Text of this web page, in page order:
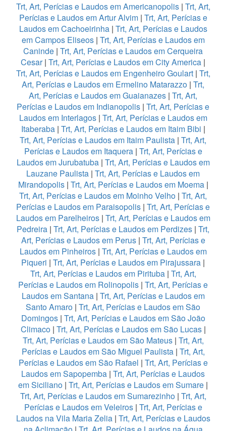
Trt, Art, Perícias e Laudos em Americanopolis | Trt, Art,
Perícias e Laudos em Artur Alvim | Trt, Art, Perícias e
Laudos em Cachoeirinha| Trt, Art, Perícias e Laudos
em Campos Eliseos | Trt, Art, Perícias e Laudos em
Caninde | Trt, Art, Perícias e Laudos em Cerqueira
Cesar| Trt, Art, Perícias e Laudos em City America |
Trt, Art, Perícias e Laudos em Engenheiro Goulart | Trt,
Art, Perícias e Laudos em Ermelino Matarazzo | Trt,
Art, Perícias e Laudos em Guaianazes | Trt, Art,
Perícias e Laudos em Indianopolis | Trt, Art, Perícias e
Laudos em Interlagos| Trt, Art, Perícias e Laudos em
Itaberaba| Trt, Art, Perícias e Laudos em Itaim Bibi |
Trt, Art, Perícias e Laudos em Itaim Paulista | Trt, Art,
Perícias e Laudos em Itaquera| Trt, Art, Perícias e
Laudos em Jurubatuba| Trt, Art, Perícias e Laudos em
Lauzane Paulista | Trt, Art, Perícias e Laudos em
Mirandopolis| Trt, Art, Perícias e Laudos em Moema|
Trt, Art, Perícias e Laudos em Moinho Velho | Trt, Art,
Perícias e Laudos em Paraisopolis | Trt, Art, Perícias e
Laudos em Parelheiros| Trt, Art, Perícias e Laudos em
Pedreira | Trt, Art, Perícias e Laudos em Perdizes | Trt,
Art, Perícias e Laudos em Perus| Trt, Art, Perícias e
Laudos em Pinheiros| Trt, Art, Perícias e Laudos em
Piqueri | Trt, Art, Perícias e Laudos em Pirajussara |
Trt, Art, Perícias e Laudos em Pirituba| Trt, Art,
Perícias e Laudos em Rolinopolis | Trt, Art, Perícias e
Laudos em Santana| Trt, Art, Perícias e Laudos em
Santo Amaro | Trt, Art, Perícias e Laudos em São
Domingos| Trt, Art, Perícias e Laudos em São João
Climaco| Trt, Art, Perícias e Laudos em São Lucas|
Trt, Art, Perícias e Laudos em São Mateus | Trt, Art,
Perícias e Laudos em São Miguel Paulista| Trt, Art,
Perícias e Laudos em São Rafael | Trt, Art, Perícias e
Laudos em Sapopemba | Trt, Art, Perícias e Laudos
em Siciliano | Trt, Art, Perícias e Laudos em Sumare |
Trt, Art, Perícias e Laudos em Sumarezinho| Trt, Art,
Perícias e Laudos em Veleiros| Trt, Art, Perícias e
Laudos na Vila Maria Zelia| Trt, Art, Perícias e Laudos